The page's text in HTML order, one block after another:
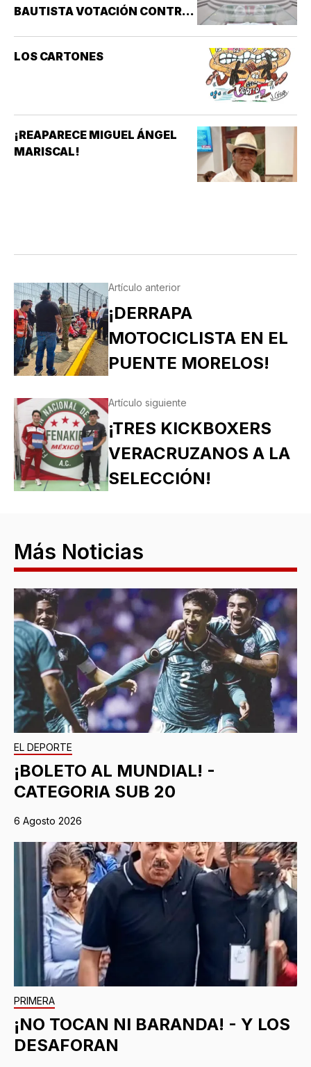
BAUTISTA VOTACIÓN CONTRA
LOS CARTONES
¡REAPARECE MIGUEL ÁNGEL
MARISCAL!
Artículo anterior
¡DERRAPA
MOTOCICLISTA EN EL
PUENTE MORELOS!
Artículo siguiente
¡TRES KICKBOXERS
VERACRUZANOS A LA
SELECCIÓN!
Más Noticias
EL DEPORTE
¡BOLETO AL MUNDIAL! -
CATEGORIA SUB 20
6 Agosto 2026
PRIMERA
¡NO TOCAN NI BARANDA! - Y LOS
DESAFORAN